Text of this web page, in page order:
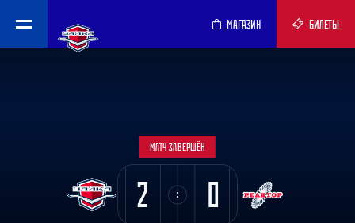
МАГАЗИН БИЛЕТЫ
МАТЧ ЗАВЕРШЁН
2 0